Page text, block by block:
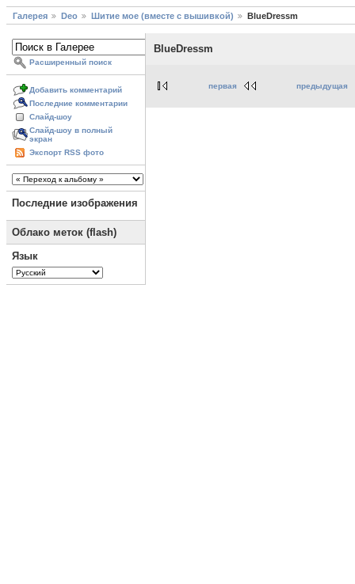
Галерея Deo Шитие мое (вместе с вышивкой) BlueDressm
Расширенный поиск
Добавить комментарий
Последние комментарии
Слайд-шоу
Слайд-шоу в полный
экран
Экспорт RSS фото
Последние изображения
Облако меток (flash)
Язык
BlueDressm
первая предыдущая